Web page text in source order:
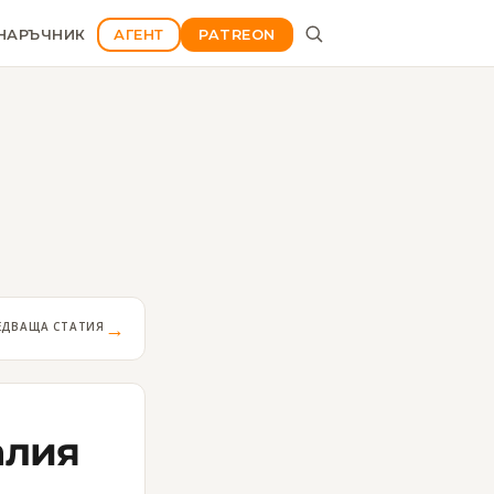
АГЕНТ PATREON
СТАТИЯ →